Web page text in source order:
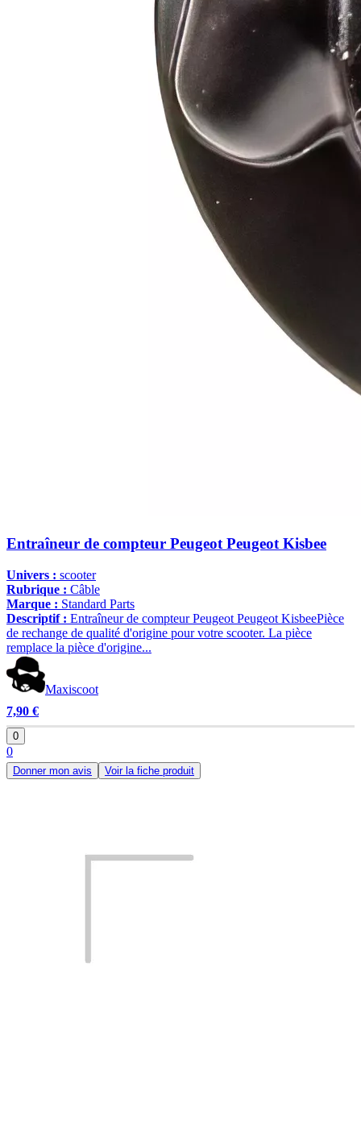
Entraîneur de compteur Peugeot Peugeot Kisbee
Univers : scooter
Rubrique : Câble
Marque : Standard Parts
Descriptif : Entraîneur de compteur Peugeot Peugeot KisbeePièce
de rechange de qualité d'origine pour votre scooter. La pièce
remplace la pièce d'origine...
Maxiscoot
7,90 €
0
0
Donner mon avis Voir la fiche produit